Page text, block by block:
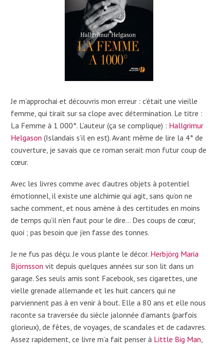
Je m’approchai et découvris mon erreur : c’était une vieille
femme, qui tirait sur sa clope avec détermination. Le titre :
La Femme à 1 000°. L’auteur (ça se complique) : Hallgrimur
Helgason (Islandais s’il en est). Avant même de lire la 4° de
couverture, je savais que ce roman serait mon futur coup de
cœur.
Avec les livres comme avec d’autres objets à potentiel
émotionnel, il existe une alchimie qui agit, sans qu’on ne
sache comment, et nous amène à des certitudes en moins
de temps qu’il n’en faut pour le dire… Des coups de cœur,
quoi ; pas besoin que j’en fasse des tonnes.
Je ne fus pas déçu. Je vous plante le décor. Herbjörg Maria
Björnsson vit depuis quelques années sur son lit dans un
garage. Ses seuls amis sont Facebook, ses cigarettes, une
vielle grenade allemande et les huit cancers qui ne
parviennent pas à en venir à bout. Elle a 80 ans et elle nous
raconte sa traversée du siècle jalonnée d’amants (parfois
glorieux), de fêtes, de voyages, de scandales et de cadavres.
Assez rapidement, ce livre m’a fait penser à Little Big Man,